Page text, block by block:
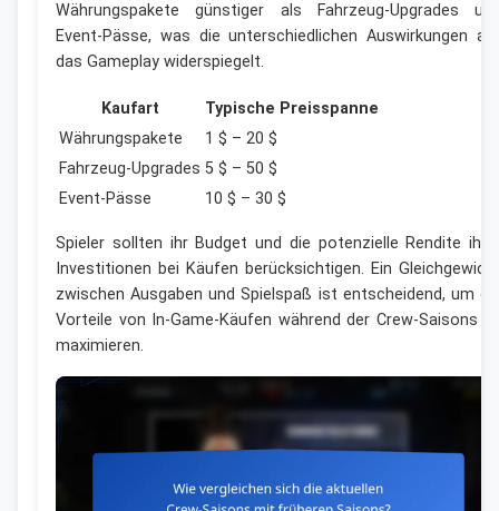
Währungspakete günstiger als Fahrzeug-Upgrades
Event-Pässe, was die unterschiedlichen Auswirkungen
das Gameplay widerspiegelt.
Kaufart
Typische Preisspanne
Währungspakete
1 $ – 20 $
Fahrzeug-Upgrades 5 $ – 50 $
Event-Pässe
10 $ – 30 $
Spieler sollten ihr Budget und die potenzielle Rendite
Investitionen bei Käufen berücksichtigen. Ein
zwischen Ausgaben und Spielspaß ist entscheidend, um
Vorteile von In-Game-Käufen während der Crew-Saisons
maximieren.